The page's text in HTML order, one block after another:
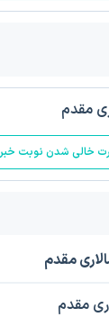
مقدم
خالی شدن نوبت
مقدم
مقدم